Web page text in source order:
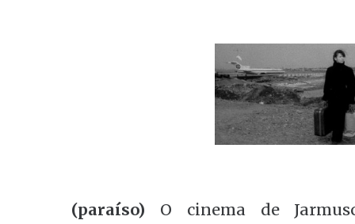
(paraíso) O cinema de